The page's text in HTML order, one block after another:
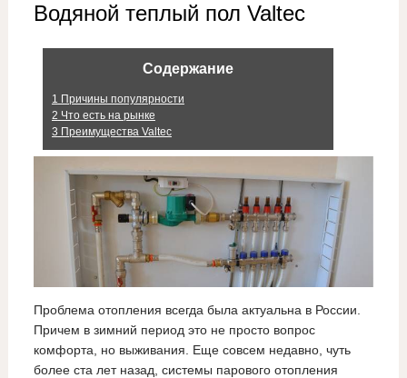
Водяной теплый пол Valtec
Содержание
1 Причины популярности
2 Что есть на рынке
3 Преимущества Valtec
Проблема отопления всегда была актуальна в России.
Причем в зимний период это не просто вопрос
комфорта, но выживания. Еще совсем недавно, чуть
более ста лет назад, системы парового отопления